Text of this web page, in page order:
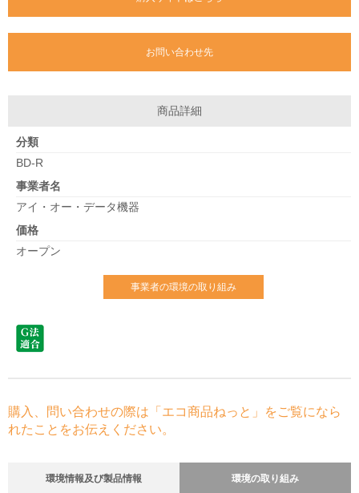
お問い合わせ先
商品詳細
分類
BD-R
事業者名
アイ・オー・データ機器
価格
オープン
事業者の環境の取り組み
購入、問い合わせの際は「エコ商品ねっと」をご覧になら
れたことをお伝えください。
環境情報及び製品情報 環境の取り組み